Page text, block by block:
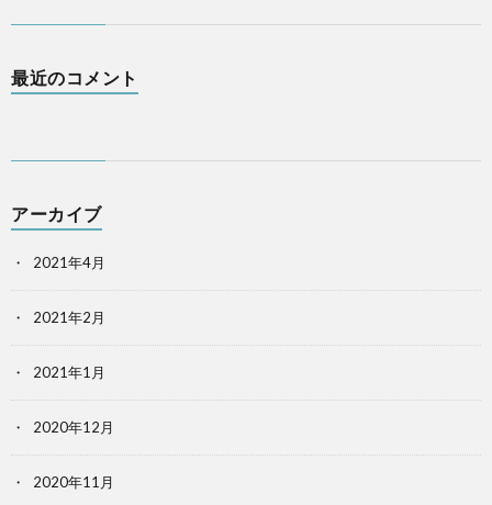
最近のコメント
アーカイブ
2021年4月
2021年2月
2021年1月
2020年12月
2020年11月